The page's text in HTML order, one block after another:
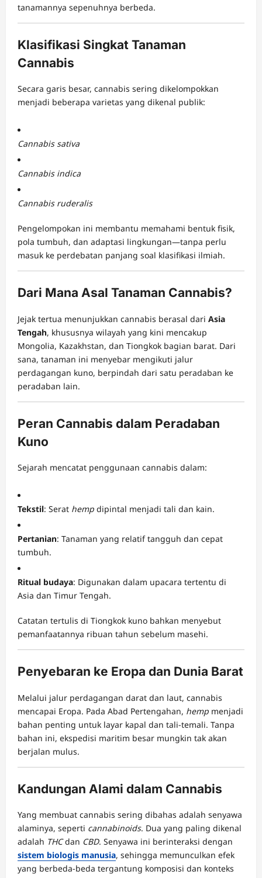
tanamannya sepenuhnya berbeda.
Klasifikasi Singkat Tanaman
Cannabis
Secara garis besar, cannabis sering dikelompokkan
menjadi beberapa varietas yang dikenal publik:
Cannabis sativa
Cannabis indica
Cannabis ruderalis
Pengelompokan ini membantu memahami bentuk fisik,
pola tumbuh, dan adaptasi lingkungan—tanpa perlu
masuk ke perdebatan panjang soal klasifikasi ilmiah.
Dari Mana Asal Tanaman Cannabis?
Jejak tertua menunjukkan cannabis berasal dari Asia
Tengah, khususnya wilayah yang kini mencakup
Mongolia, Kazakhstan, dan Tiongkok bagian barat. Dari
sana, tanaman ini menyebar mengikuti jalur
perdagangan kuno, berpindah dari satu peradaban ke
peradaban lain.
Peran Cannabis dalam Peradaban
Kuno
Sejarah mencatat penggunaan cannabis dalam:
Tekstil: Serat hemp dipintal menjadi tali dan kain.
Pertanian: Tanaman yang relatif tangguh dan cepat
tumbuh.
Ritual budaya: Digunakan dalam upacara tertentu di
Asia dan Timur Tengah.
Catatan tertulis di Tiongkok kuno bahkan menyebut
pemanfaatannya ribuan tahun sebelum masehi.
Penyebaran ke Eropa dan Dunia Barat
Melalui jalur perdagangan darat dan laut, cannabis
mencapai Eropa. Pada Abad Pertengahan, hemp menjadi
bahan penting untuk layar kapal dan tali-temali. Tanpa
bahan ini, ekspedisi maritim besar mungkin tak akan
berjalan mulus.
Kandungan Alami dalam Cannabis
Yang membuat cannabis sering dibahas adalah senyawa
alaminya, seperti cannabinoids. Dua yang paling dikenal
adalah THCdan CBD. Senyawa ini berinteraksi dengan
sistem biologis manusia, sehingga memunculkan efek
yang berbeda-beda tergantung komposisi dan konteks